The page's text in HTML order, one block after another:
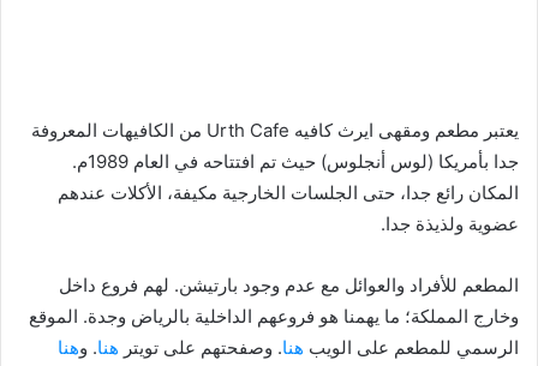
يعتبر مطعم ومقهى ايرث كافيه Urth Cafe من الكافيهات المعروفة
جدا بأمريكا (لوس أنجلوس) حيث تم افتتاحه في العام 1989م.
المكان رائع جدا، حتى الجلسات الخارجية مكيفة، الأكلات عندهم
عضوية ولذيذة جدا.
المطعم للأفراد والعوائل مع عدم وجود بارتيشن. لهم فروع داخل
وخارج المملكة؛ ما يهمنا هو فروعهم الداخلية بالرياض وجدة. الموقع
الرسمي للمطعم على الويب هنا. وصفحتهم على تويتر هنا. وهنا